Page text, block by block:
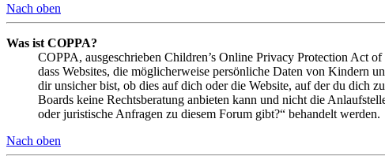
Nach oben
Was ist COPPA?
COPPA, ausgeschrieben Children’s Online Privacy Protection Act
dass Websites, die möglicherweise persönliche Daten von Kindern
dir unsicher bist, ob dies auf dich oder die Website, auf der du dich
Boards keine Rechtsberatung anbieten kann und nicht die
oder juristische Anfragen zu diesem Forum gibt?“ behandelt werden.
Nach oben